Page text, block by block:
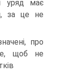
уряд має
за це не
про
щоб не